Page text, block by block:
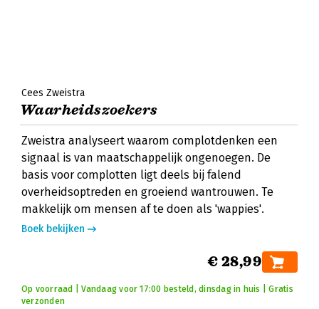
Cees Zweistra
Waarheidszoekers
Zweistra analyseert waarom complotdenken een
signaal is van maatschappelijk ongenoegen. De
basis voor complotten ligt deels bij falend
overheidsoptreden en groeiend wantrouwen. Te
makkelijk om mensen af te doen als 'wappies'.
Boek bekijken
€ 28,99
Op voorraad | Vandaag voor 17:00 besteld, dinsdag in huis | Gratis
verzonden